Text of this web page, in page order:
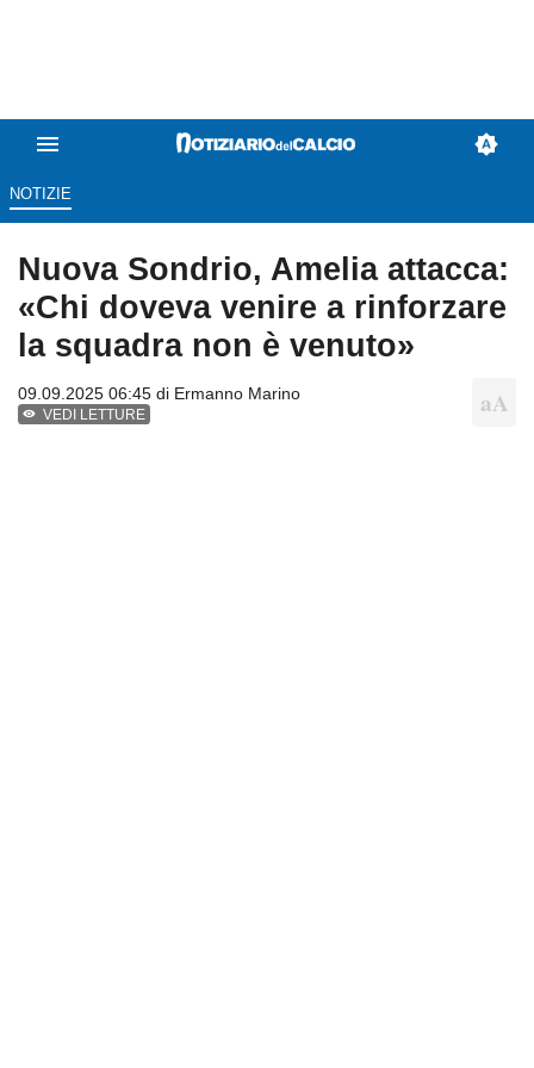
NOTIZIE
Nuova Sondrio, Amelia attacca:
«Chi doveva venire a rinforzare
la squadra non è venuto»
09.09.2025 06:45 di Ermanno Marino
VEDI LETTURE